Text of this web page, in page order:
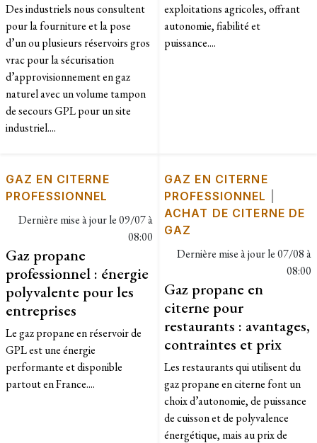
Des industriels nous consultent
pour la fourniture et la pose
d’un ou plusieurs réservoirs gros
vrac pour la sécurisation
d’approvisionnement en gaz
naturel avec un volume tampon
de secours GPL pour un site
industriel....
exploitations agricoles, offrant
autonomie, fiabilité et
puissance....
GAZ EN CITERNE
PROFESSIONNEL
Dernière mise à jour le09/07 à
08:00
Gaz propane
professionnel : énergie
polyvalente pour les
entreprises
Le gaz propane en réservoir de
GPL est une énergie
performante et disponible
partout en France....
GAZ EN CITERNE
PROFESSIONNEL
ACHAT DE CITERNE DE
GAZ
Dernière mise à jour le07/08 à
08:00
Gaz propane en
citerne pour
restaurants : avantages,
contraintes et prix
Les restaurants qui utilisent du
gaz propane en citerne font un
choix d’autonomie, de puissance
de cuisson et de polyvalence
énergétique, mais au prix de